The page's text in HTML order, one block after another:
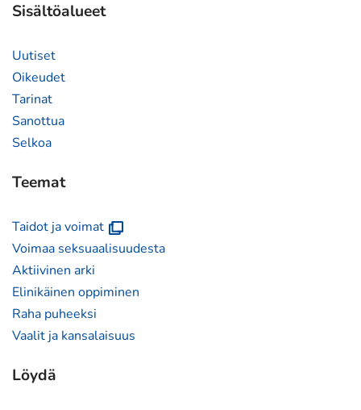
Sisältöalueet
Uutiset
Oikeudet
Tarinat
Sanottua
Selkoa
Teemat
Taidot ja voimat(avautuu
uuteen
Voimaa seksuaalisuudesta
Aktiivinen arki
Elinikäinen oppiminen
Raha puheeksi
Vaalit ja kansalaisuus
Löydä